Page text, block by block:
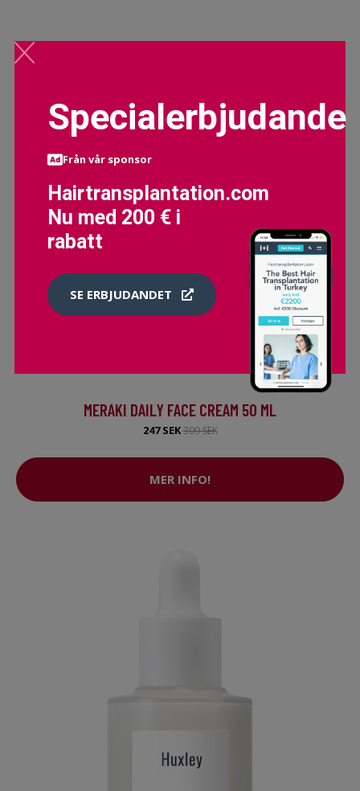
MERAKI DAILY FACE CREAM 50 ML
247 SEK309 SEK
MER INFO!
Specialerbjudande
Från vår sponsor
Hairtransplantation.com
Nu med 200 € i
rabatt
SE ERBJUDANDET